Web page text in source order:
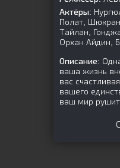
Актёры:
Полат,
Тайлан,
Орхан Айдин,
Описание:
ваша жизнь
вас
вашего
ваш мир